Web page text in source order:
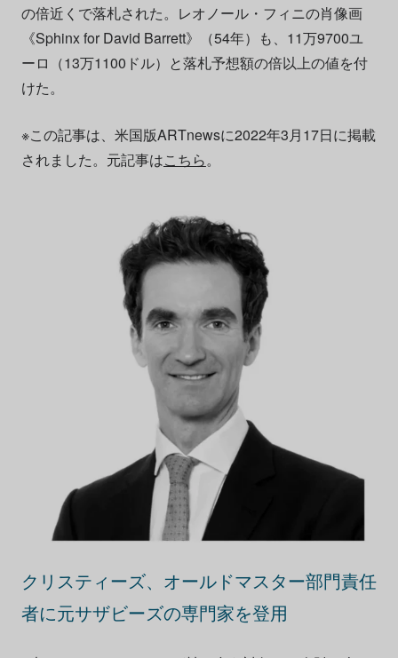
の倍近くで落札された。レオノール・フィニの肖像画
《Sphinx for David Barrett》（54年）も、11万9700ユ
ーロ（13万1100ドル）と落札予想額の倍以上の値を付
けた。
※この記事は、米国版ARTnewsに2022年3月17日に掲載
されました。元記事はこちら。
クリスティーズ、オールドマスター部門責任
者に元サザビーズの専門家を登用